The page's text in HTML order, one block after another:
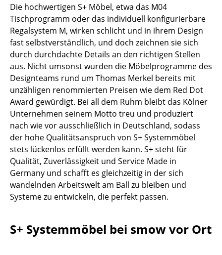
Konferenztische
Stehtische & Stehpulte
Kindertische
Gartentische
Servierwagen
Einzelteile
... alle Tische
Aufbewahren
Regale & Schränke
Bücherregale
Sideboards & Kommoden
Die hochwertigen S+ Möbel, etwa das M04
Tischprogramm oder das individuell konfigurierbare
Regalsystem M, wirken schlicht und in ihrem Design
fast selbstverständlich, und doch zeichnen sie sich
durch durchdachte Details an den richtigen Stellen
aus. Nicht umsonst wurden die Möbelprogramme des
Designteams rund um Thomas Merkel bereits mit
unzähligen renommierten Preisen wie dem Red Dot
Award gewürdigt. Bei all dem Ruhm bleibt das Kölner
Unternehmen seinem Motto treu und produziert
nach wie vor ausschließlich in Deutschland, sodass
der hohe Qualitätsanspruch von S+ Systemmöbel
stets lückenlos erfüllt werden kann. S+ steht für
Qualität, Zuverlässigkeit und Service Made in
Germany und schafft es gleichzeitig in der sich
wandelnden Arbeitswelt am Ball zu bleiben und
Systeme zu entwickeln, die perfekt passen.
S+ Systemmöbel bei smow vor Ort